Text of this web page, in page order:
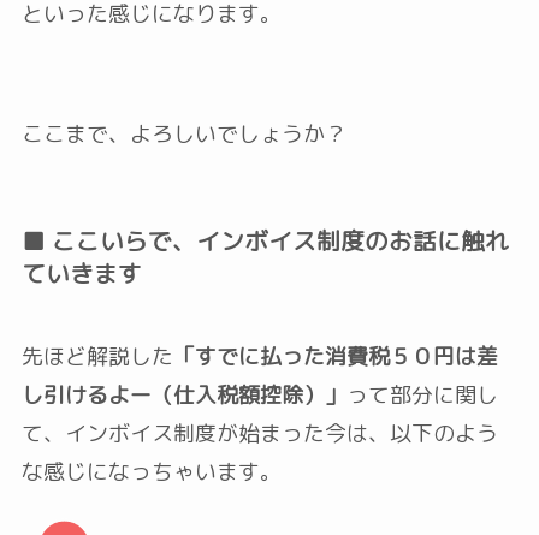
といった感じになります。
ここまで、よろしいでしょうか？
■ ここいらで、インボイス制度のお話に触れ
ていきます
先ほど解説した 「すでに払った消費税５０円は差
し引けるよー（仕入税額控除）」 って部分に関し
て、インボイス制度が始まった今は、以下のよう
な感じになっちゃいます。